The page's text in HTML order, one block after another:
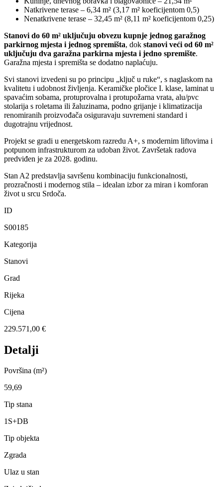
Natkrivene terase – 6,34 m² (3,17 m² koeficijentom 0,5)
Nenatkrivene terase – 32,45 m² (8,11 m² koeficijentom 0,25)
Stanovi do 60 m² uključuju obvezu kupnje jednog garažnog
parkirnog mjesta i jednog spremišta, dok stanovi veći od 60 m²
uključuju dva garažna parkirna mjesta i jedno spremište.
Garažna mjesta i spremišta se dodatno naplaćuju.
Svi stanovi izvedeni su po principu „ključ u ruke“, s naglaskom na
kvalitetu i udobnost življenja. Keramičke pločice I. klase, laminat u
spavaćim sobama, protuprovalna i protupožarna vrata, alu/pvc
stolarija s roletama ili žaluzinama, podno grijanje i klimatizacija
renomiranih proizvođača osiguravaju suvremeni standard i
dugotrajnu vrijednost.
Projekt se gradi u energetskom razredu A+, s modernim liftovima i
potpunom infrastrukturom za udoban život. Završetak radova
predviđen je za 2028. godinu.
Stan A2 predstavlja savršenu kombinaciju funkcionalnosti,
prozračnosti i modernog stila – idealan izbor za miran i komforan
život u srcu Srdoča.
ID
S00185
Kategorija
Stanovi
Grad
Rijeka
Cijena
229.571,00 €
Detalji
Površina (m²)
59,69
Tip stana
1S+DB
Tip objekta
Zgrada
Ulaz u stan